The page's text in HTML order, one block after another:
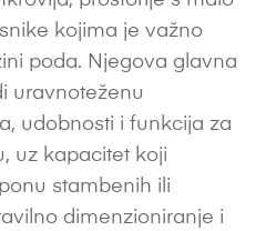
kojima je važno
poda. Njegova glavna
uravnoteženu
udobnosti i funkcija za
uz kapacitet koji
stambenih ili
dimenzioniranje i